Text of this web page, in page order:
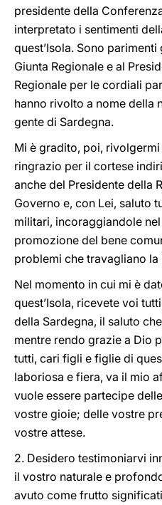
presidente della
interpretato i sentimenti
quest’Isola. Sono
Giunta Regionale e al
Regionale per le cordiali
hanno rivolto a nome della
gente di Sardegna.
Mi è gradito, poi,
ringrazio per il cortese
anche del Presidente della
Governo e, con Lei, saluto
militari, incoraggiandole
promozione del bene
problemi che travagliano la
Nel momento in cui mi è
quest’Isola, ricevete voi
della Sardegna, il saluto
mentre rendo grazie a Dio
tutti, cari figli e figlie di
laboriosa e fiera, va il mio
vuole essere partecipe
vostre gioie; delle vostre
vostre attese.
2. Desidero testimoniarvi
il vostro naturale e
avuto come frutto